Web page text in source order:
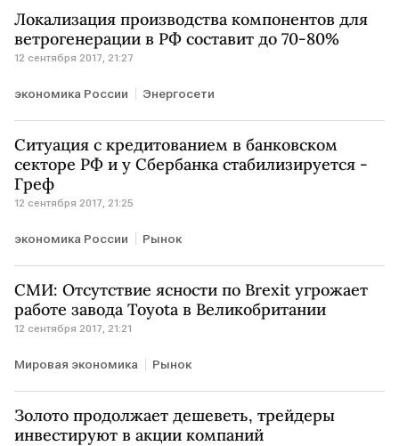
Локализация производства компонентов для
ветрогенерации в РФ составит до 70-80%
12 сентября 2017, 21:27
экономика России Энергосети
Ситуация с кредитованием в банковском
секторе РФ и у Сбербанка стабилизируется -
Греф
12 сентября 2017, 21:25
экономика России Рынок
СМИ: Отсутствие ясности по Brexit угрожает
работе завода Toyota в Великобритании
12 сентября 2017, 21:21
Мировая экономика Рынок
Золото продолжает дешеветь, трейдеры
инвестируют в акции компаний